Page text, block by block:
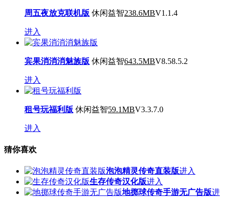
周五夜放克联机版 休闲益智238.6MBV1.1.4
进入
宾果消消消魅族版 休闲益智643.5MBV8.58.5.2
进入
租号玩福利版 休闲益智59.1MBV3.3.7.0
进入
猜你喜欢
泡泡精灵传奇直装版进入
生存传奇汉化版进入
地掷球传奇手游无广告版进